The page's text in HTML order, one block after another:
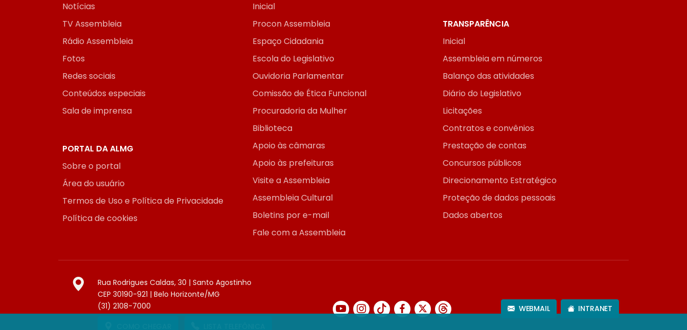
Notícias
TV Assembleia
Rádio Assembleia
Fotos
Redes sociais
Conteúdos especiais
Sala de imprensa
Inicial
Procon Assembleia
Espaço Cidadania
Escola do Legislativo
Ouvidoria Parlamentar
Comissão de Ética Funcional
Procuradoria da Mulher
Biblioteca
Apoio às câmaras
Apoio às prefeituras
Visite a Assembleia
Assembleia Cultural
Boletins por e-mail
Fale com a Assembleia
TRANSPARÊNCIA
Inicial
Assembleia em números
Balanço das atividades
Diário do Legislativo
Licitações
Contratos e convênios
Prestação de contas
Concursos públicos
Direcionamento Estratégico
Proteção de dados pessoais
Dados abertos
PORTAL DA ALMG
Sobre o portal
Área do usuário
Termos de Uso e Política de Privacidade
Política de cookies
Rua Rodrigues Caldas, 30 | Santo Agostinho
CEP 30190-921 | Belo Horizonte/MG
(31) 2108-7000
WEBMAIL INTRANET